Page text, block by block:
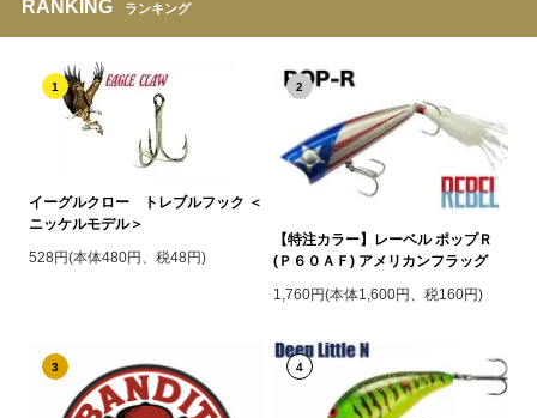
RANKING ランキング
1
イーグルクロー トレブルフック ＜
ニッケルモデル＞
528円(本体480円、税48円)
2
【特注カラー】レーベル ポップＲ
(Ｐ６０ＡＦ) アメリカンフラッグ
1,760円(本体1,600円、税160円)
3 4